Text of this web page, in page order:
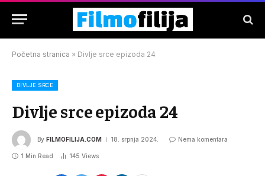
Početna stranica » Divlje srce epizoda 24
DIVLJE SRCE
Divlje srce epizoda 24
By FILMOFILIJA.COM 18. srpnja 2024. Nema komentara
1 Min Read 145 Views